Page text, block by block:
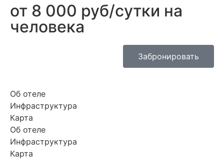
от 8 000 руб/сутки на
человека
Забронировать
Об отеле
Инфраструктура
Карта
Об отеле
Инфраструктура
Карта